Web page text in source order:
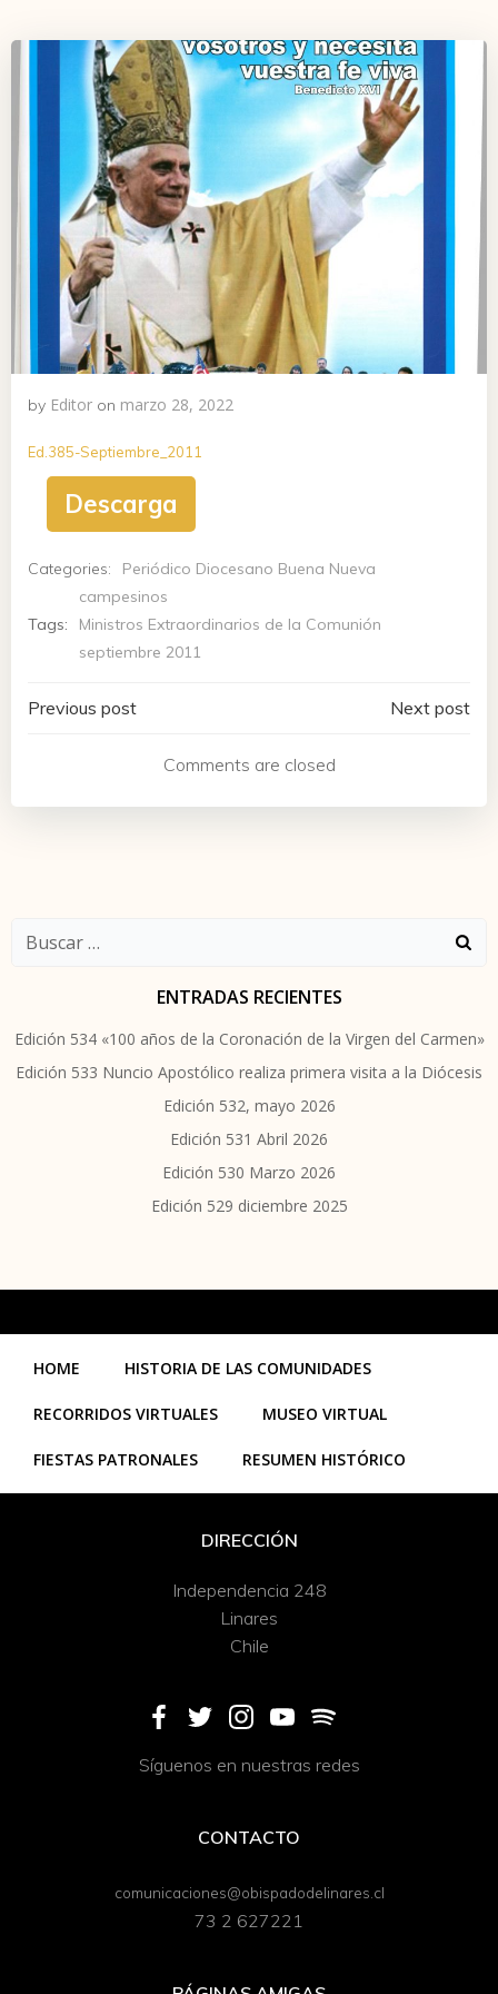
by Editor on marzo 28, 2022
Ed.385-Septiembre_2011
Descarga
Categories: Periódico Diocesano Buena Nueva
Tags:
campesinos
Ministros Extraordinarios de la Comunión
septiembre 2011
Navegación
entradas
Previous post
Navegación
de
entradas
Next post
Comments are closed
Buscar:
ENTRADAS RECIENTES
Edición 534 «100 años de la Coronación de la Virgen del Carmen»
Edición 533 Nuncio Apostólico realiza primera visita a la Diócesis
Edición 532, mayo 2026
Edición 531 Abril 2026
Edición 530 Marzo 2026
Edición 529 diciembre 2025
HOME HISTORIA DE LAS COMUNIDADES
RECORRIDOS VIRTUALES MUSEO VIRTUAL
FIESTAS PATRONALES RESUMEN HISTÓRICO
DIRECCIÓN
Independencia 248
Linares
Chile
Síguenos en nuestras redes
CONTACTO
comunicaciones@obispadodelinares.cl
73 2 627221